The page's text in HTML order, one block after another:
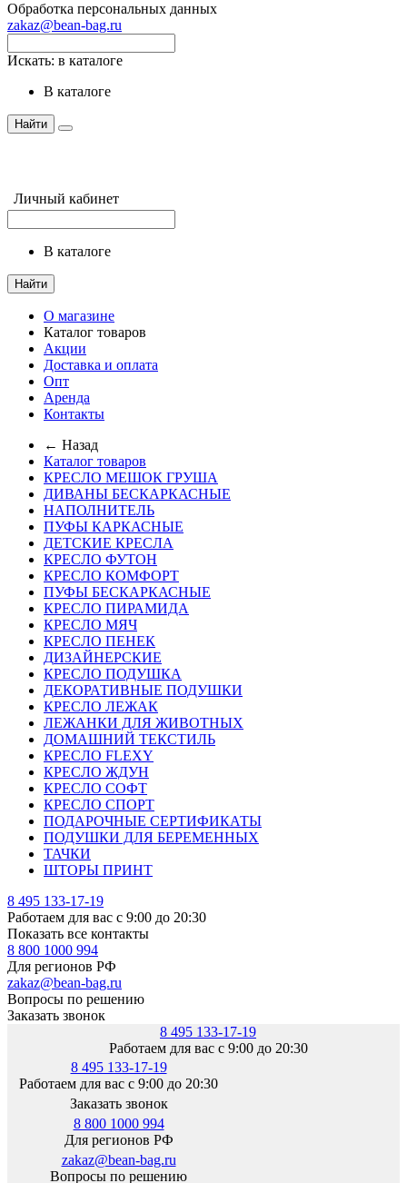
Обработка персональных данных
zakaz@bean-bag.ru
Искать: в каталоге
в каталоге
Найти
Личный кабинет
в каталоге
Найти
О магазине
Каталог товаров
Акции
Доставка и оплата
Опт
Аренда
Контакты
← Назад
Каталог товаров
КРЕСЛО МЕШОК ГРУША
ДИВАНЫ БЕСКАРКАСНЫЕ
НАПОЛНИТЕЛЬ
ПУФЫ КАРКАСНЫЕ
ДЕТСКИЕ КРЕСЛА
КРЕСЛО ФУТОН
КРЕСЛО КОМФОРТ
ПУФЫ БЕСКАРКАСНЫЕ
КРЕСЛО ПИРАМИДА
КРЕСЛО МЯЧ
КРЕСЛО ПЕНЕК
ДИЗАЙНЕРСКИЕ
КРЕСЛО ПОДУШКА
ДЕКОРАТИВНЫЕ ПОДУШКИ
КРЕСЛО ЛЕЖАК
ЛЕЖАНКИ ДЛЯ ЖИВОТНЫХ
ДОМАШНИЙ ТЕКСТИЛЬ
КРЕСЛО FLEXY
КРЕСЛО ЖДУН
КРЕСЛО СОФТ
КРЕСЛО СПОРТ
ПОДАРОЧНЫЕ СЕРТИФИКАТЫ
ПОДУШКИ ДЛЯ БЕРЕМЕННЫХ
ТАЧКИ
ШТОРЫ ПРИНТ
8 495 133-17-19
Работаем для вас с 9:00 до 20:30
Показать все контакты
8 800 1000 994
Для регионов РФ
zakaz@bean-bag.ru
Вопросы по решению
Заказать звонок
8 495 133-17-19
Работаем для вас с 9:00 до 20:30
8 495 133-17-19
Работаем для вас с 9:00 до 20:30
Заказать звонок
8 800 1000 994
Для регионов РФ
zakaz@bean-bag.ru
Вопросы по решению